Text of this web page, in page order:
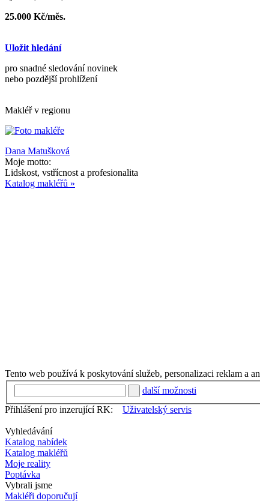
25.000 Kč/měs.
Uložit hledání
pro snadné sledování novinek
nebo pozdější prohlížení
Makléř v regionu
Dana Matušková
Moje motto:
Lidskost, vstřícnost a profesionalita
Katalog makléřů »
Tento web používá k poskytování služeb, personalizaci reklam a
další možnosti
Přihlášení pro inzerující RK:
Uživatelský servis
Vyhledávání
Katalog nabídek
Katalog makléřů
Moje reality
Poptávka
Vybrali jsme
Makléři doporučují